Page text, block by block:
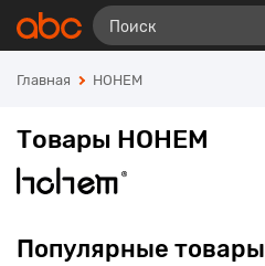
Главная HOHEM
Товары HOHEM
Популярные товары